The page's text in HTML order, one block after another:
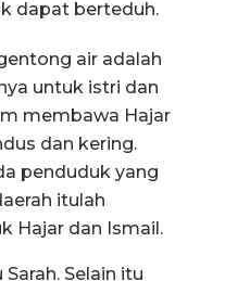
dapat berteduh.
air adalah
untuk istri dan
membawa Hajar
dan kering.
penduduk yang
itulah
Hajar dan Ismail.
Selain itu